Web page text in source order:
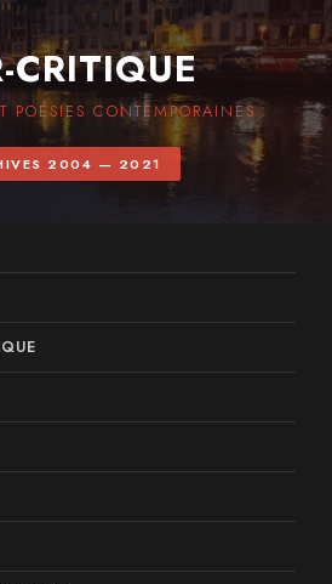
CRITIQUE
POÉSIES CONTEMPORAINES
2004 — 2021